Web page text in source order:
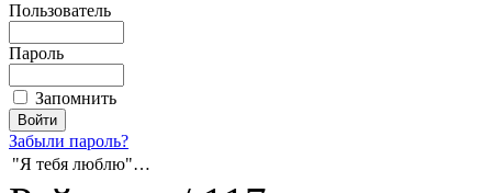
Пользователь
Пароль
Запомнить
Забыли пароль?
"Я тебя люблю"…